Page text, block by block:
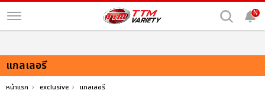
N
แกลเลอรี
หน้าแรก exclusive แกลเลอรี